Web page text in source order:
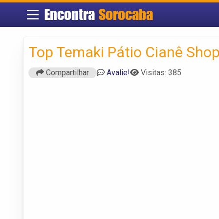
Encontra Sorocaba
Top Temaki Pátio Cianê
Compartilhar Avalie! Visitas: 385